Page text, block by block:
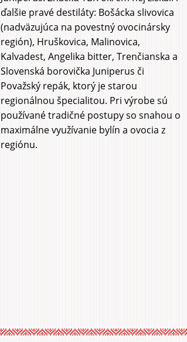
ďalšie pravé destiláty: Bošácka slivovica
(nadväzujúca na povestný ovocinársky
región), Hruškovica, Malinovica,
Kalvadest, Angelika bitter, Trenčianska a
Slovenská borovička Juniperus či
Považský repák, ktorý je starou
regionálnou špecialitou. Pri výrobe sú
používané tradičné postupy so snahou o
maximálne využívanie bylín a ovocia z
regiónu.